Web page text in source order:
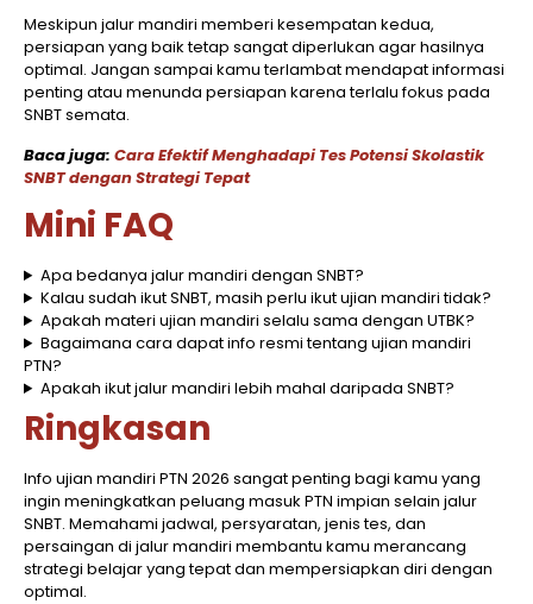
Meskipun jalur mandiri memberi kesempatan kedua,
persiapan yang baik tetap sangat diperlukan agar hasilnya
optimal. Jangan sampai kamu terlambat mendapat informasi
penting atau menunda persiapan karena terlalu fokus pada
SNBT semata.
Baca juga: Cara Efektif Menghadapi Tes Potensi Skolastik
SNBT dengan Strategi Tepat
Mini FAQ
Apa bedanya jalur mandiri dengan SNBT?
Kalau sudah ikut SNBT, masih perlu ikut ujian mandiri tidak?
Apakah materi ujian mandiri selalu sama dengan UTBK?
Bagaimana cara dapat info resmi tentang ujian mandiri
PTN?
Apakah ikut jalur mandiri lebih mahal daripada SNBT?
Ringkasan
Info ujian mandiri PTN 2026 sangat penting bagi kamu yang
ingin meningkatkan peluang masuk PTN impian selain jalur
SNBT. Memahami jadwal, persyaratan, jenis tes, dan
persaingan di jalur mandiri membantu kamu merancang
strategi belajar yang tepat dan mempersiapkan diri dengan
optimal.